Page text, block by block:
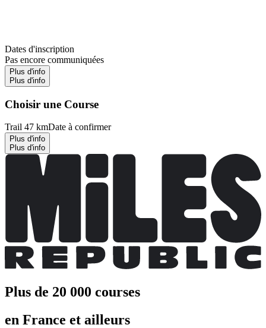
Dates d'inscription
Pas encore communiquées
Plus d'info
Plus d'info
Choisir une Course
Trail 47 kmDate à confirmer
Plus d'info
Plus d'info
Plus de 20 000 courses
en France et ailleurs